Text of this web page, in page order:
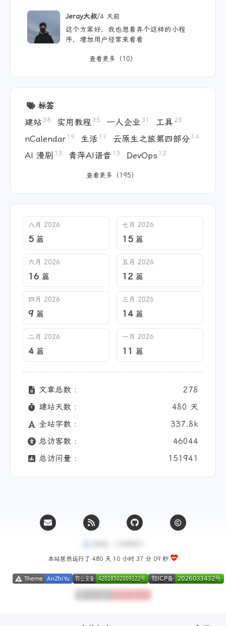
Jeray大叔/4 天前
这个方案好，我也想着弄个这样的小程
序，增加用户经常来看看
查看更多（10）
标签
建站 38 实用教程 35 一人企业 31 工具 23
nCalendar 19 生活 17 云原生之旅第四部分 14
AI 漫剧 13 青萍AI语音 13 DevOps 12
查看更多（195）
八月 2026
5 篇
七月 2026
15 篇
六月 2026
16 篇
五月 2026
12 篇
四月 2026
9 篇
三月 2026
14 篇
二月 2026
4 篇
一月 2026
11 篇
文章总数 :
278
建站天数 :
480 天
全站字数 :
337.8k
总访客数 :
46044
总访问量 :
151941
本站居然运行了 480 天 10 小时 37 分 10 秒